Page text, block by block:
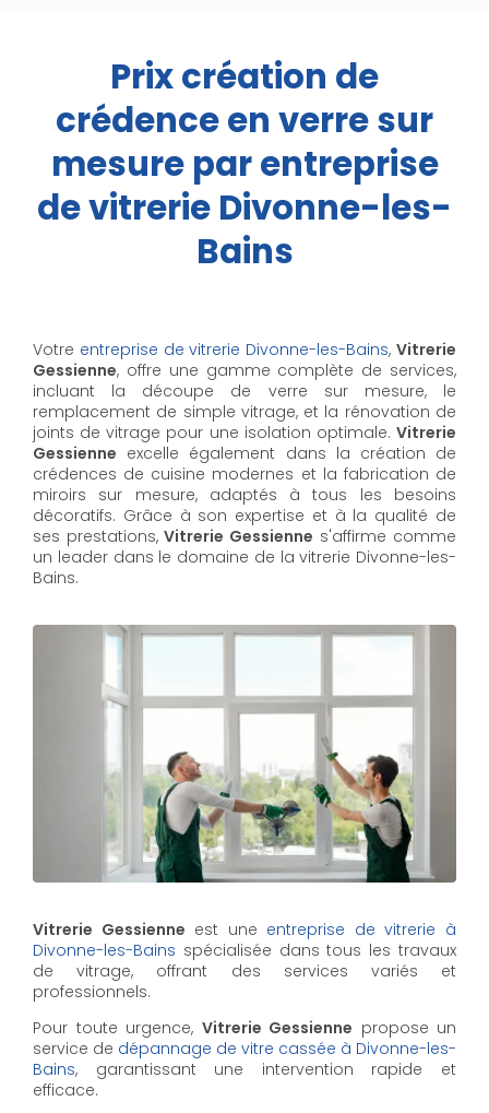
Prix création de
crédence en verre sur
mesure par entreprise
de vitrerie Divonne-les-
Bains
Votre entreprise de vitrerie Divonne-les-Bains,Vitrerie
Gessienne, offre une gamme complète de services,
incluant la découpe de verre sur mesure, le
remplacement de simple vitrage, et la rénovation de
joints de vitrage pour une isolation optimale. Vitrerie
Gessienne excelle également dans la création de
crédences de cuisine modernes et la fabrication de
miroirs sur mesure, adaptés à tous les besoins
décoratifs. Grâce à son expertise et à la qualité de
ses prestations, Vitrerie Gessienne s'affirme comme
un leader dans le domaine de la vitrerie Divonne-les-
Bains.
Vitrerie Gessienne est une entreprise de vitrerie à
Divonne-les-Bains spécialisée dans tous les travaux
de vitrage, offrant des services variés et
professionnels.
Pour toute urgence, Vitrerie Gessienne propose un
service de dépannage de vitre cassée à Divonne-les-
Bains, garantissant une intervention rapide et
efficace.